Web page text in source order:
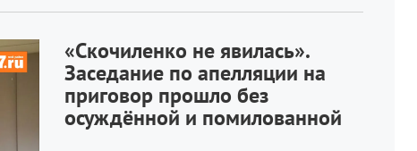
«Скочиленко не явилась».
Заседание по апелляции на
приговор прошло без
осуждённой и помилованной